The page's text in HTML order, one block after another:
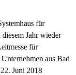
für
Jahr wieder
für
aus Bad
Juni 2018